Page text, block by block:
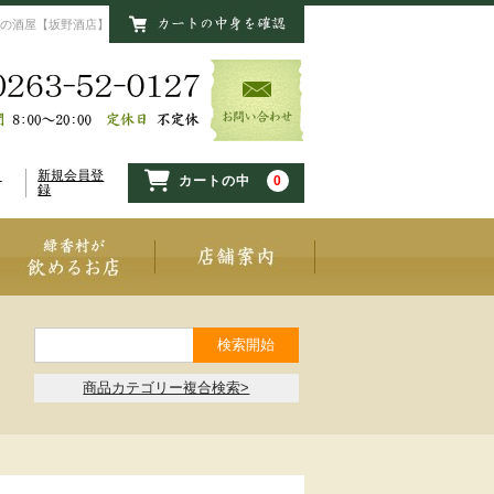
酒屋【坂野酒店】
新規会員登
録
カートの中 0
商品カテゴリー複合検索>